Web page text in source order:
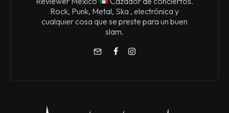
Rock, Punk, Metal, Ska , electrónica y
cualquier cosa que se preste para un buen
slam.